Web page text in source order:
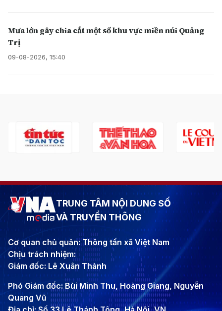
Mưa lớn gây chia cắt một số khu vực miền núi Quảng
Trị
09-08-2026, 15:40
TRUNG TÂM NỘI DUNG SỐ
VÀ TRUYỀN THÔNG
Cơ quan chủ quản: Thông tấn xã Việt Nam
Chịu trách nhiệm:
Giám đốc: Lê Xuân Thành
Phó Giám đốc: Bùi Minh Thu, Hoàng Giang, Nguyễn
Quang Vũ